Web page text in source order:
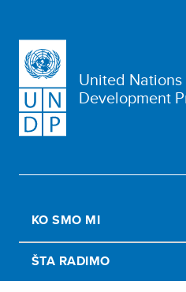
United Nations
Development
KO SMO MI
ŠTA RADIMO